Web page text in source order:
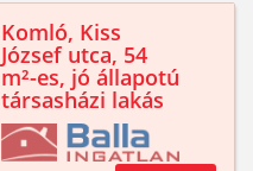
Komló, Kiss
József utca, 54
m²-es, jó állapotú
társasházi lakás